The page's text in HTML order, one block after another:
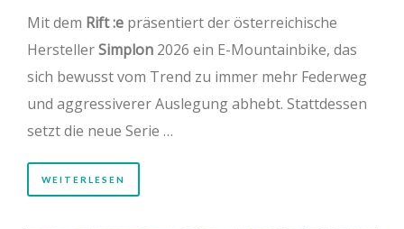
Mit dem Rift :e präsentiert der österreichische
HerstellerSimplon 2026 ein E-Mountainbike, das
sich bewusst vom Trend zu immer mehr Federweg
und aggressiverer Auslegung abhebt. Stattdessen
setzt die neue Serie …
WEITERLESEN